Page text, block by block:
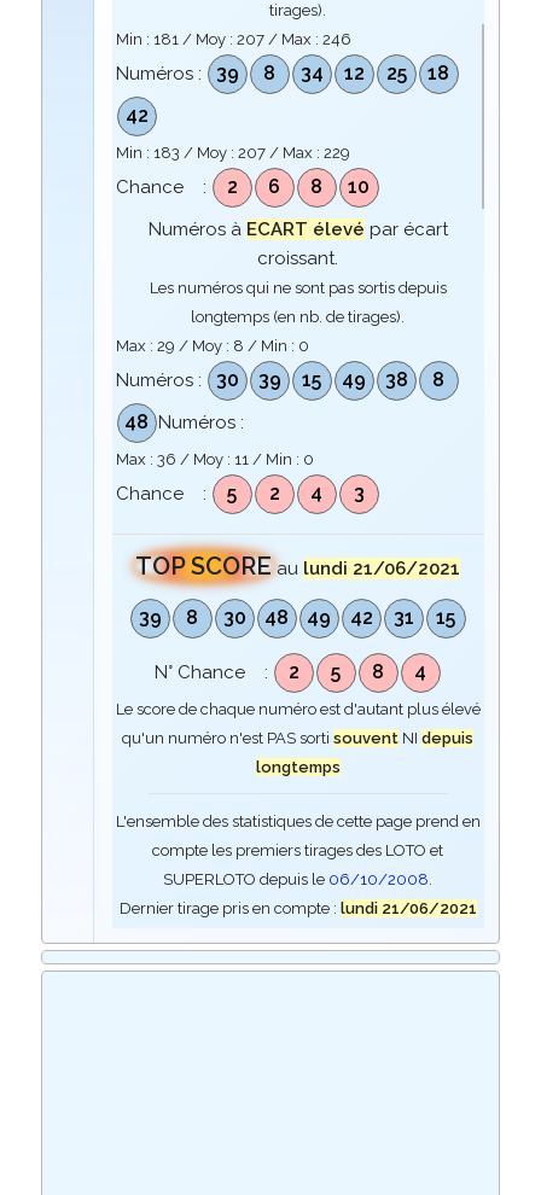
tirages).
Min : 181/ Moy : 207/ Max : 246
Numéros : 39 8 34 12 25
18
42
Min : 183 / Moy : 207/ Max : 229
Chance : 2 6 8 10
Numéros à ECART élevé par écart
croissant.
Les numéros qui ne sont pas sortis depuis
longtemps (en nb. de tirages).
Max : 29 / Moy : 8 / Min : 0
Numéros : 30 39 15 49 38
8
48 Numéros :
Max : 36 / Moy : 11/ Min : 0
Chance : 5 2 4 3
TOP SCOREau lundi 21/06/2021
39 8 30 48 49 42 31 15
N° Chance : 2 5 8 4
Le score de chaque numéro est d'autant plus élevé
qu'un numéro n'est PAS sortisouvent NIdepuis
longtemps
L'ensemble des statistiques de cette page prend en
compte les premiers tirages des LOTO et
SUPERLOTO depuis le 06/10/2008.
Dernier tirage pris en compte : lundi 21/06/2021